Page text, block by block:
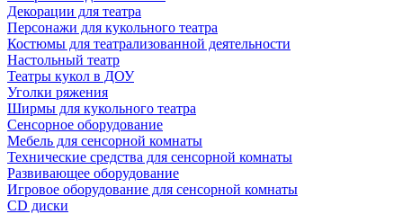
Декорации для театра
Персонажи для кукольного театра
Костюмы для театрализованной деятельности
Настольный театр
Театры кукол в ДОУ
Уголки ряжения
Ширмы для кукольного театра
Сенсорное оборудование
Мебель для сенсорной комнаты
Технические средства для сенсорной комнаты
Развивающее оборудование
Игровое оборудование для сенсорной комнаты
CD диски